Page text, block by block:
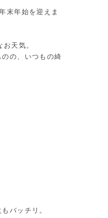
末年始を迎えま
天気。
の、いつもの綺
バッチリ。